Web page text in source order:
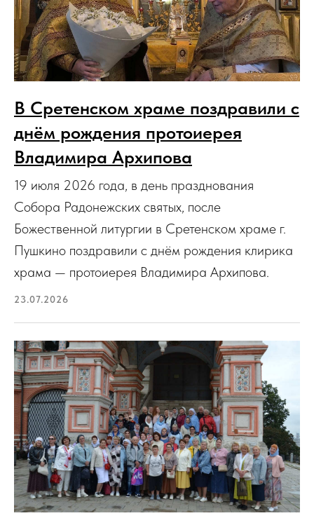
В Сретенском храме поздравили с
днём рождения протоиерея
Владимира Архипова
19 июля 2026 года, в день празднования
Собора Радонежских святых, после
Божественной литургии в Сретенском храме г.
Пушкино поздравили с днём рождения клирика
храма — протоиерея Владимира Архипова.
23.07.2026